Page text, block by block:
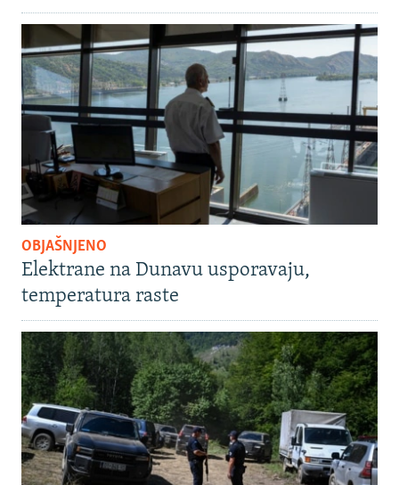
OBJAŠNJENO
Elektrane na Dunavu usporavaju,
temperatura raste